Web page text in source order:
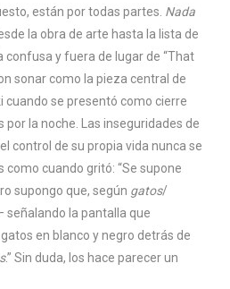
están por todas partes. Nada
la obra de arte hasta la lista de
confusa y fuera de lugar de “That
sonar como la pieza central de
cuando se presentó como cierre
por la noche. Las inseguridades de
control de su propia vida nunca se
como cuando gritó: “Se supone
supongo que, según gatos/
señalando la pantalla que
en blanco y negro detrás de
.” Sin duda, los hace parecer un